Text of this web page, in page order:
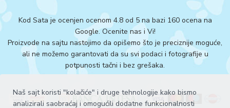
Naš sajt koristi "kolačiće" i druge tehnologije kako bismo
analizirali saobraćaj i omogućili dodatne funkcionalnosti
Kod Sata je ocenjen ocenom 4.8 od 5 na bazi 160 ocena na
Google.Ocenite nas i Vi!
Proizvode na sajtu nastojimo da opišemo što je preciznije moguće,
ali ne možemo garantovati da su svi podaci i fotografije u
potpunosti tačni i bez grešaka.